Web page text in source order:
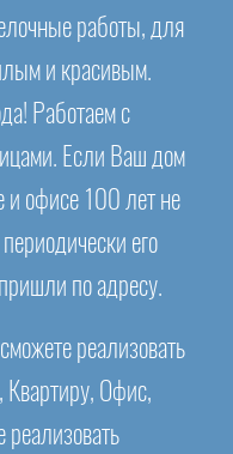
работы, для
и красивым.
Работаем с
Если Ваш дом
и офисе 100 лет не
его
по адресу.
реализовать
Квартиру, Офис,